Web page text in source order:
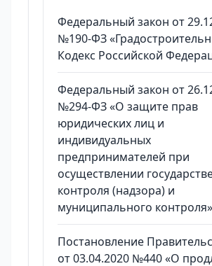
Федеральный закон от
№190-ФЗ
Кодекс Российской
Федеральный закон от
№294-ФЗ «О защите прав
юридических лиц и
индивидуальных
предпринимателей при
осуществлении
контроля (надзора) и
муниципального контроля»
Постановление
от 03.04.2020 №440 «О